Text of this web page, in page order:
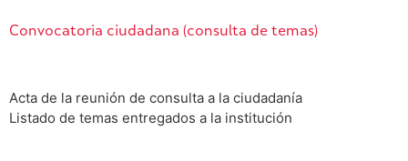
Convocatoria ciudadana (consulta de temas)
Acta de la reunión de consulta a la ciudadanía
Listado de temas entregados a la institución